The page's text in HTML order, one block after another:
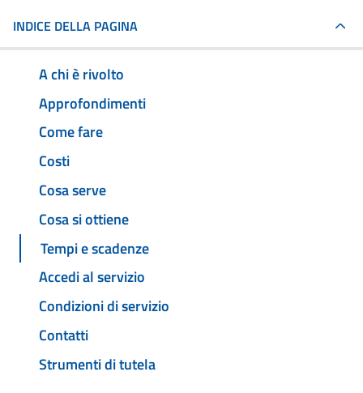
INDICE DELLA PAGINA
A chi è rivolto
Approfondimenti
Come fare
Costi
Cosa serve
Cosa si ottiene
Tempi e scadenze
Accedi al servizio
Condizioni di servizio
Contatti
Strumenti di tutela